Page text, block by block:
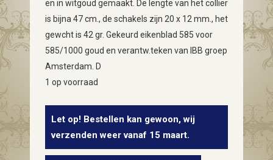
en in witgoud gemaakt. De lengte van het collier
is bijna 47 cm., de schakels zijn 20 x 12 mm., het
gewcht is 42 gr. Gekeurd eikenblad 585 voor
585/1000 goud en verantw.teken van IBB groep
Amsterdam. D
1 op voorraad
Let op! Bestellen kan gewoon, wij
verzenden weer vanaf 15 maart.